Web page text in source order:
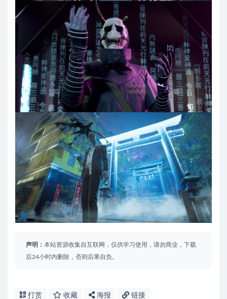
声明： 本站资源收集自互联网，仅供学习使用，请勿商业，下载
后24小时内删除，否则后果自负。
打赏 收藏 海报 链接